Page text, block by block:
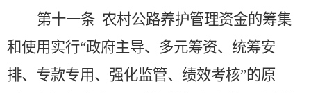
第十一条 农村公路养护管理资金的筹集
和使用实行“政府主导、多元筹资、统筹安
排、专款专用、强化监管、绩效考核”的原